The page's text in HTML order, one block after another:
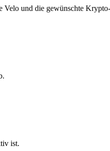
Velo und die gewünschte
ist.